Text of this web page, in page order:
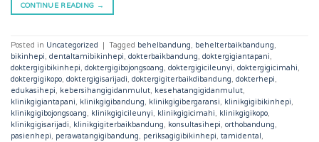
CONTINUE READING →
Posted in Uncategorized | Tagged behelbandung, behelterbaikbandung,
bikinhepi, dentaltamibikinhepi, dokterbaikbandung, doktergigiantapani,
doktergigibikinhepi, doktergigibojongsoang, doktergigicileunyi, doktergigicimahi,
doktergigikopo, doktergigisarijadi, doktergigiterbaikdibandung, dokterhepi,
edukasihepi, kebersihangigidanmulut, kesehatangigidanmulut,
klinikgigiantapani, klinikgigibandung, klinikgigibergaransi, klinikgigibikinhepi,
klinikgigibojongsoang, klinikgigicileunyi, klinikgigicimahi, klinikgigikopo,
klinikgigisarijadi, klinikgigiterbaikbandung, konsultasihepi, orthobandung,
pasienhepi, perawatangigibandung, periksagigibikinhepi, tamidental,